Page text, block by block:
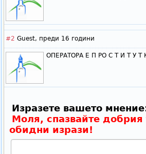
#2 Guest, преди 16 години
ОПЕРАТОРА Е П РО С Т И Т У Т
Изразете вашето
Моля, спазвайте добрия
обидни изрази!